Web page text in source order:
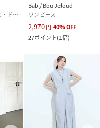
その他のワンピース・ドレス
Bab / Bou Jeloud
ワンピース
2,970円 40%OFF
27ポイント(1倍)